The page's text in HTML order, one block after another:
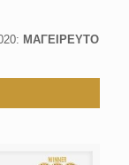
ΜΑΓΕΙΡΕΥΤΟ